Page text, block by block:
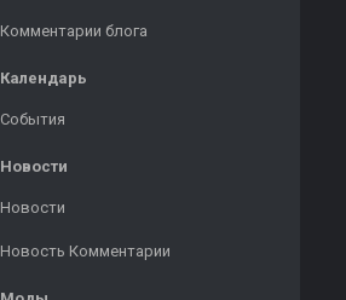
Комментарии блога
Календарь
События
Новости
Новости
Новость Комментарии